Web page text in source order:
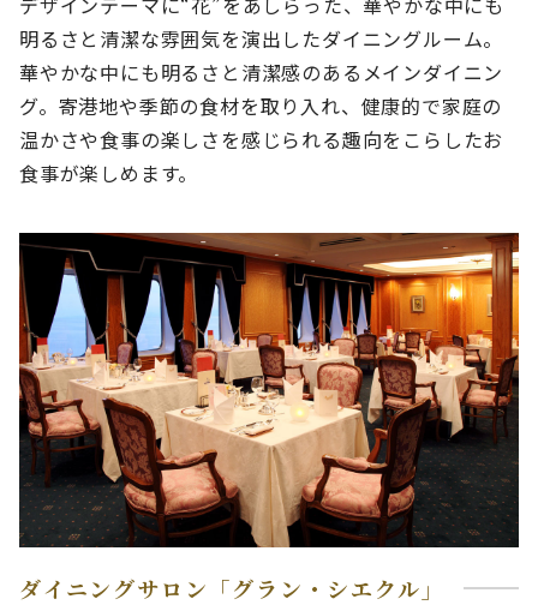
明るさと清潔な雰囲気を演出したダイニングルーム。
華やかな中にも明るさと清潔感のあるメインダイニン
グ。寄港地や季節の食材を取り入れ、健康的で家庭の
温かさや食事の楽しさを感じられる趣向をこらしたお
食事が楽しめます。
ダイニングサロン「グラン・シエクル」